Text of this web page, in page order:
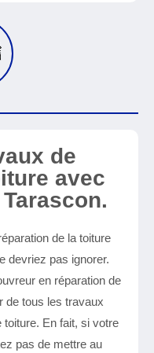
de
avec
de la toiture
devriez pas ignorer.
en réparation de
de tous les travaux
En fait, si votre
pas de mettre au